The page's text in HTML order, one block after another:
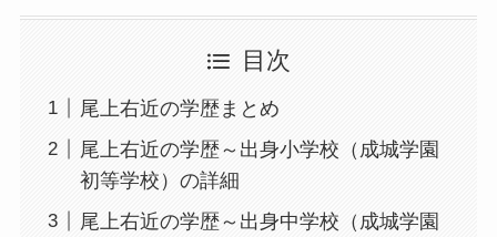
目次
尾上右近の学歴まとめ
尾上右近の学歴～出身小学校（成城学園
初等学校）の詳細
尾上右近の学歴～出身中学校（成城学園